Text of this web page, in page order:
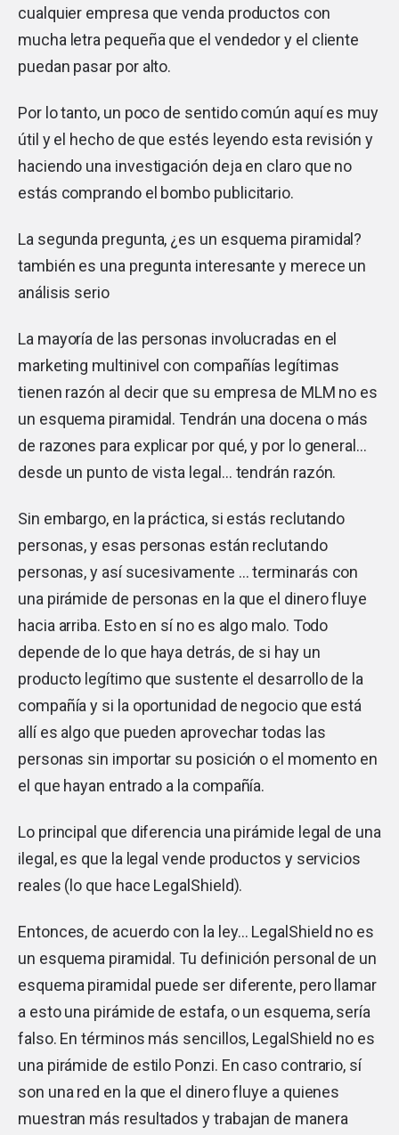
cualquier empresa que venda productos con
mucha letra pequeña que el vendedor y el cliente
puedan pasar por alto.
Por lo tanto, un poco de sentido común aquí es muy
útil y el hecho de que estés leyendo esta revisión y
haciendo una investigación deja en claro que no
estás comprando el bombo publicitario.
La segunda pregunta, ¿es un esquema piramidal?
también es una pregunta interesante y merece un
análisis serio
La mayoría de las personas involucradas en el
marketing multinivel con compañías legítimas
tienen razón al decir que su empresa de MLM no es
un esquema piramidal. Tendrán una docena o más
de razones para explicar por qué, y por lo general…
desde un punto de vista legal… tendrán razón.
Sin embargo, en la práctica, si estás reclutando
personas, y esas personas están reclutando
personas, y así sucesivamente … terminarás con
una pirámide de personas en la que el dinero fluye
hacia arriba. Esto en sí no es algo malo. Todo
depende de lo que haya detrás, de si hay un
producto legítimo que sustente el desarrollo de la
compañía y si la oportunidad de negocio que está
allí es algo que pueden aprovechar todas las
personas sin importar su posición o el momento en
el que hayan entrado a la compañía.
Lo principal que diferencia una pirámide legal de una
ilegal, es que la legal vende productos y servicios
reales (lo que hace LegalShield).
Entonces, de acuerdo con la ley… LegalShield no es
un esquema piramidal. Tu definición personal de un
esquema piramidal puede ser diferente, pero llamar
a esto una pirámide de estafa, o un esquema, sería
falso. En términos más sencillos, LegalShield no es
una pirámide de estilo Ponzi. En caso contrario, sí
son una red en la que el dinero fluye a quienes
muestran más resultados y trabajan de manera